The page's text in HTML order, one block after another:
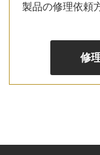
製品の修理依頼
修